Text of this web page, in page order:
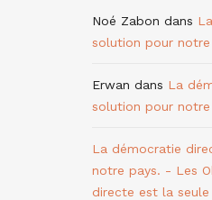
Noé Zabon dans
solution pour notre
Erwan dans La
solution pour notre
La démocratie
notre pays. - Les
directe est la